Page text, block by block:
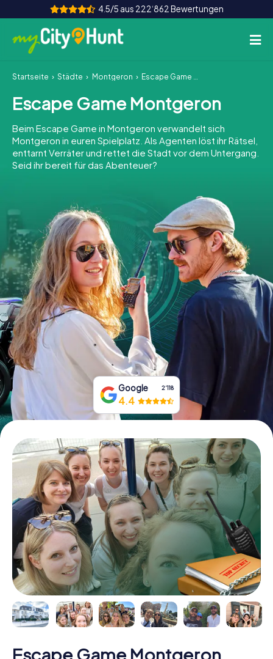
4.5/5 aus 222‘862 Bewertungen
So funktioniert's
Städte
Touren
Teamevent
INT AT CH
DE
ES
FR UK
IE
IT
NL
Tickets buchen
Gutscheine bestellen
Startseite Städte Montgeron Escape Game Montgeron
Escape Game Montgeron
Beim Escape Game in Montgeron verwandelt sich
Montgeron in euren Spielplatz. Als Agenten löst ihr Rätsel,
enttarnt Verräter und rettet die Stadt vor dem Untergang.
Seid ihr bereit für das Abenteuer?
Google 2‘118
4.4
Escape Game Montgeron